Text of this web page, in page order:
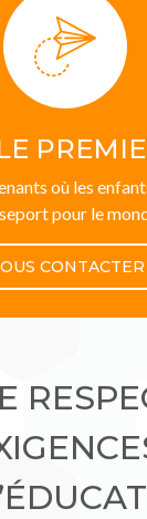
où les
pour le
CONTACTER